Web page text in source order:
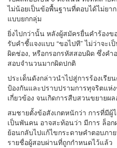
ไม่น้อยเป็นข้อพื้นฐานที่ตอบได้ไม่ยา
แบบยกกลุ่ม
ยิ่งไปกว่านั้น หลังผู้สมัครยื่นคำร้อง
รับคำชี้แจงแบบ “ขอไปที” ไม่ว่าจะ
ผิดช่อง, หรือกรอกรหัสสอบผิด ซึ่งค
สอบจำนวนมากผิดปกติ
ประเด็นดังกล่าวนำไปสู่การร้องเรี
ป้องกันและปราบปรามการทุจริตแ
เกี่ยวข้อง จนเกิดการสืบสวนขยายผล
สมชายตั้งข้อสังเกตหนักว่า การที่มี
เป็นพันคน อาจสะท้อนว่า มีการ ล็อ
ย้อนกลับไปแก้ไขกระดาษคำตอบภา
รายชื่อผู้สอบผ่านที่ถูกกำหนดไว้แล้ว